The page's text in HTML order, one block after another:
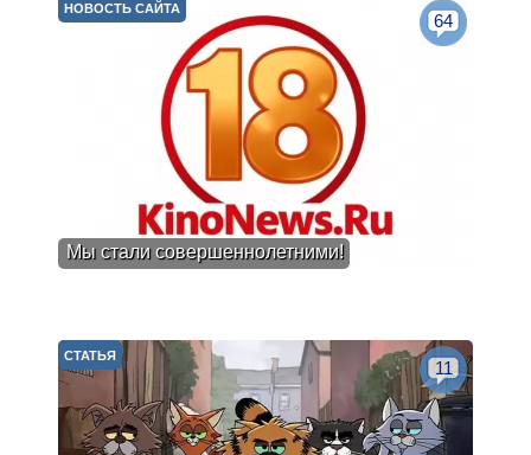
Мы стали совершеннолетними!
НОВОСТЬ САЙТА
64
СТАТЬЯ
11